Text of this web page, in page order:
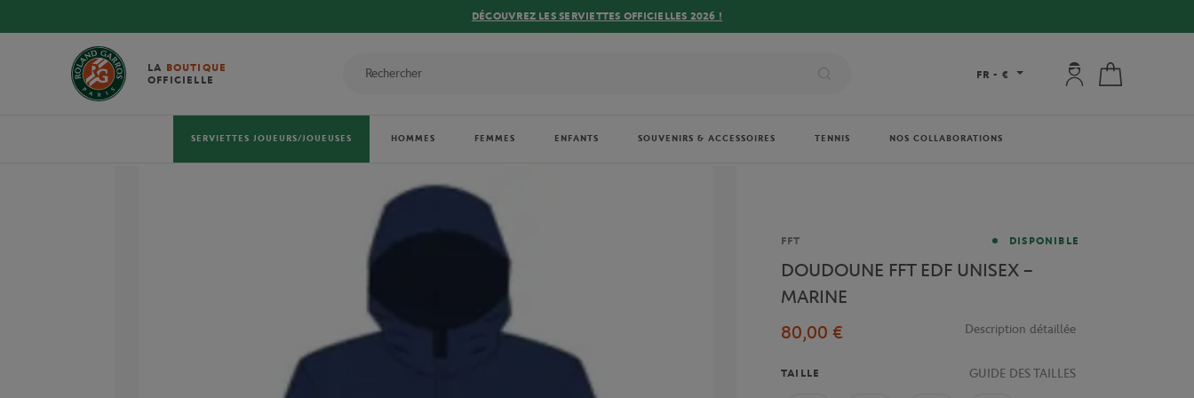
DÉCOUVREZ LES SERVIETTES OFFICIELLES 2026 !
LA BOUTIQUE
OFFICIELLE
FR - € Mon compte : se
SERVIETTES JOUEURS/JOUEUSES HOMMES FEMMES ENFANTS SOUVENIRS & ACCESSOIRES TENNIS NOS COLLABORATIONS
Marque
FFT DISPONIBLE
DOUDOUNE FFT EDF UNISEX –
MARINE
80,00 €
Description détaillée
TAILLE GUIDE DES TAILLES